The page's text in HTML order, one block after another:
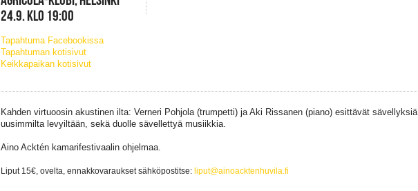
24.9. KLO 19:00
Tapahtuma Facebookissa
Tapahtuman kotisivut
Keikkapaikan kotisivut
Kahden virtuoosin akustinen ilta: Verneri Pohjola (trumpetti) ja Aki Rissanen (piano) esittävät sävellyksiä
uusimmilta levyiltään, sekä duolle sävellettyä musiikkia.
Aino Acktén kamarifestivaalin ohjelmaa.
Liput 15€, ovelta, ennakkovarauksetsähköpostitse: liput@ainoacktenhuvila.fi